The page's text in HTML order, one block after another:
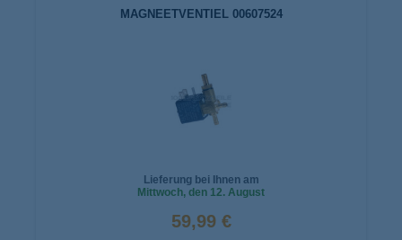
MAGNEETVENTIEL 00607524
Lieferung bei Ihnen am
Mittwoch, den 12. August
59,99 €